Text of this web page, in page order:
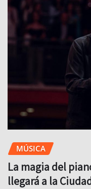
MÚSICA
La magia del
llegará a la